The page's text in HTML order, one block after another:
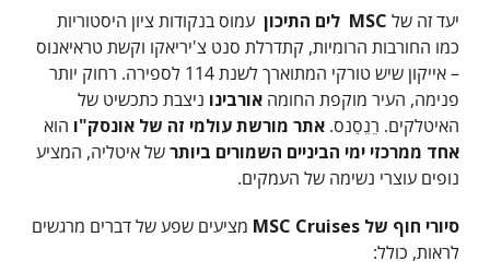
יעד זה של MSC לים התיכוןעמוס בנקודות ציון היסטוריות
כמו החורבות הרומיות, קתדרלת סנט צ'יריאקו וקשת טראיאנוס
– אייקון שיש טורקי המתוארך לשנת 114 לספירה. רחוק יותר
פנימה, העיר מוקפת החומה אורבינו ניצבת כתכשיט של
האיטלקים. רֵנֵסַנס. אתר מורשת עולמי זה של אונסק"ו הוא
אחד ממרכזי ימי הביניים השמורים ביותרשל איטליה, המציע
נופים עוצרי נשימה של העמקים.
סיורי חוף של MSC Cruises מציעים שפע של דברים מרגשים
לראות, כולל: